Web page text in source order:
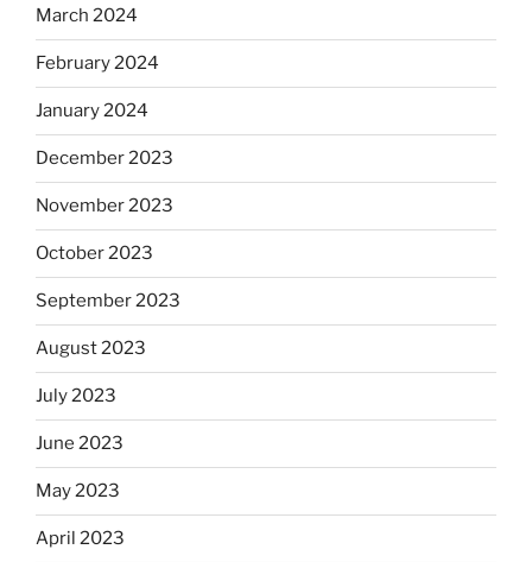
March 2024
February 2024
January 2024
December 2023
November 2023
October 2023
September 2023
August 2023
July 2023
June 2023
May 2023
April 2023